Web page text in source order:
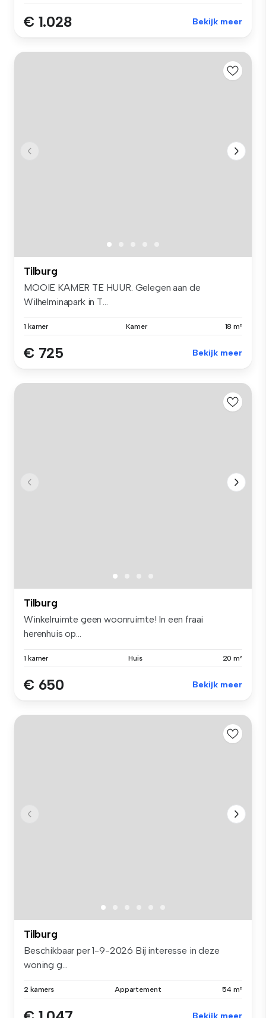
€ 1.028 Bekijk meer
Tilburg
MOOIE KAMER TE HUUR. Gelegen aan de
Wilhelminapark in T...
1 kamer Kamer 18 m²
€ 725 Bekijk meer
Tilburg
Winkelruimte geen woonruimte! In een fraai
herenhuis op...
1 kamer Huis 20 m²
€ 650 Bekijk meer
Tilburg
Beschikbaar per 1-9-2026 Bij interesse in deze
woning g...
2 kamers Appartement 54 m²